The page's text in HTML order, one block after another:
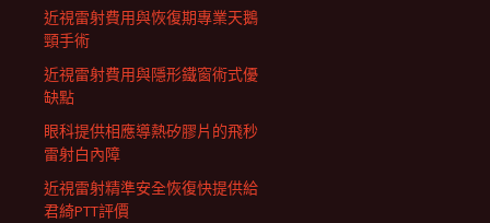
近視雷射費用與恢復期專業天鵝
頸手術
近視雷射費用與隱形鐵窗術式優
缺點
眼科提供相應導熱矽膠片的飛秒
雷射白內障
近視雷射精準安全恢復快提供給
君綺PTT評價